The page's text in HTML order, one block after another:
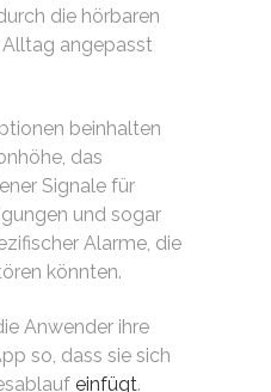
die hörbaren
Alltag angepasst
beinhalten
das
Signale für
und sogar
Alarme, die
könnten.
Anwender ihre
so, dass sie sich
einfügt.